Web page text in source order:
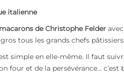
italienne
de Christophe Felder
tous les grands chefs
simple en elle-même. Il faut
four et de la persévérance… c’est